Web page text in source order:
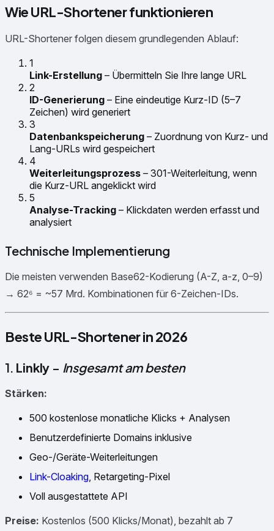
Wie URL-Shortener funktionieren
URL-Shortener folgen diesem grundlegenden Ablauf:
1
Link-Erstellung – Übermitteln Sie Ihre lange URL
2
ID-Generierung – Eine eindeutige Kurz-ID (5–7
Zeichen) wird generiert
3
Datenbankspeicherung – Zuordnung von Kurz- und
Lang-URLs wird gespeichert
4
Weiterleitungsprozess – 301-Weiterleitung, wenn
die Kurz-URL angeklickt wird
5
Analyse-Tracking – Klickdaten werden erfasst und
analysiert
Technische Implementierung
Die meisten verwenden Base62-Kodierung (A-Z, a-z, 0–9)
→ 62⁶ = ~57 Mrd. Kombinationen für 6-Zeichen-IDs.
Beste URL-Shortener in 2026
1. Linkly – Insgesamt am besten
Stärken:
500 kostenlose monatliche Klicks + Analysen
Benutzerdefinierte Domains inklusive
Geo-/Geräte-Weiterleitungen
Link-Cloaking, Retargeting-Pixel
Voll ausgestattete API
Preise: Kostenlos (500 Klicks/Monat), bezahlt ab 7